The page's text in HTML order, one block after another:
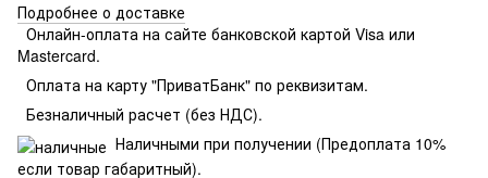
Подробнее о доставке
Онлайн-оплата на сайте банковской картой Visa или
Mastercard.
Оплата на карту "ПриватБанк" по реквизитам.
Безналичный расчет (без НДС).
Наличными при получении (Предоплата 10%
если товар габаритный).